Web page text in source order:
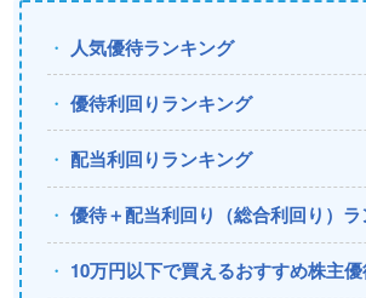
人気優待ランキング
優待利回りランキング
配当利回りランキング
優待＋配当利回り（総合利回り）
10万円以下で買えるおすすめ株主